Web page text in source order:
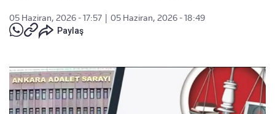
05 Haziran, 2026 - 17:57
05 Haziran, 2026 - 18:49
Paylaş